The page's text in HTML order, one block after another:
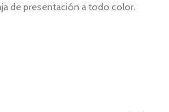
de presentación a todo color.